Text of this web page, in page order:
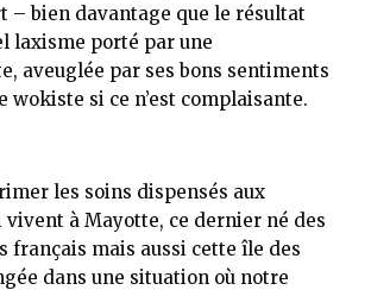
– bien davantage que le résultat
laxisme porté par une
aveuglée par ses bons sentiments
wokiste si ce n’est complaisante.
les soins dispensés aux
à Mayotte, ce dernier né des
français mais aussi cette île des
dans une situation où notre